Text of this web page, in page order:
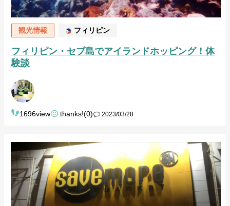
観光情報 フィリピン
フィリピン・セブ島でアイランドホッピング！体
験談
1696view thanks!(0) 2023/03/28